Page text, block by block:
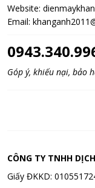
Website:
Email:
Góp ý, khiếu nại, bảo
CÔNG TY TNHH
Giấy ĐKKD: